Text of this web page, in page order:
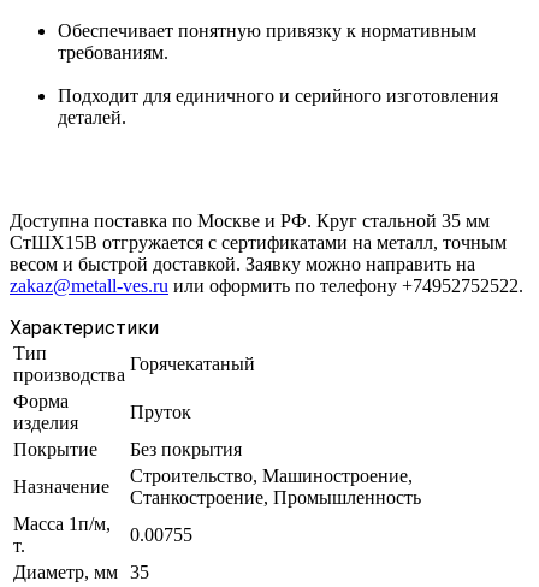
Обеспечивает понятную привязку к нормативным
требованиям.
Подходит для единичного и серийного изготовления
деталей.
Доступна поставка по Москве и РФ. Круг стальной 35 мм
СтШХ15В отгружается с сертификатами на металл, точным
весом и быстрой доставкой. Заявку можно направить на
zakaz@metall-ves.ru или оформить по телефону +74952752522.
Характеристики
Тип
производства
Горячекатаный
Форма
изделия
Пруток
Покрытие
Без покрытия
Назначение
Строительство, Машиностроение,
Станкостроение, Промышленность
Масса 1п/м,
т.
0.00755
Диаметр, мм 35